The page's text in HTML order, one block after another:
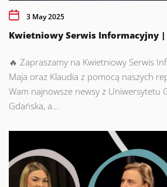
3 May 2025
Kwietniowy Serwis Informacyjny |
🔥 Zapraszamy na Kwietniowy Serwis
Maja oraz Klaudia z pomocą naszych
Wam najnowsze newsy z Uniwersytetu
Gdańska, a...